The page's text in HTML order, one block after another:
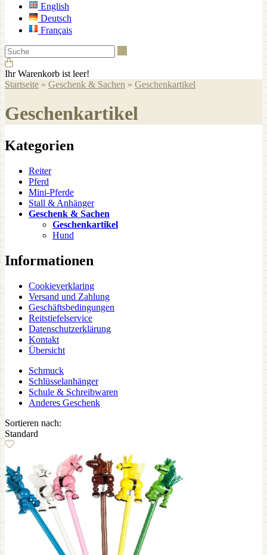
English
Deutsch
Français
Ihr Warenkorb ist leer!
Startseite » Geschenk & Sachen » Geschenkartikel
Geschenkartikel
Kategorien
Reiter
Pferd
Mini-Pferde
Stall & Anhänger
Geschenk & Sachen
Geschenkartikel
Hund
Informationen
Cookieverklaring
Versand und Zahlung
Geschäftsbedingungen
Reitstiefelservice
Datenschutzerklärung
Kontakt
Übersicht
Schmuck
Schlüsselanhänger
Schule & Schreibwaren
Anderes Geschenk
Sortieren nach:
Standard